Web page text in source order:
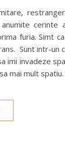
cerinte
furia. Simt
Sunt intr-un
imi invadeze
mai mult